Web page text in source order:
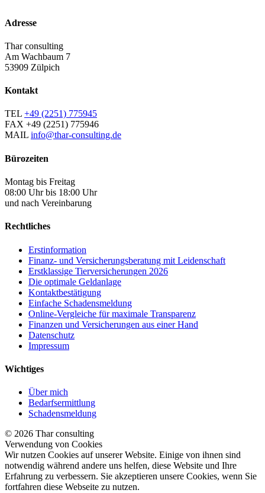
Adresse
Thar consulting
Am Wachbaum 7
53909 Zülpich
Kontakt
TEL +49 (2251) 775945
FAX +49 (2251) 775946
MAIL info@thar-consulting.de
Bürozeiten
Montag bis Freitag
08:00 Uhr bis 18:00 Uhr
und nach Vereinbarung
Rechtliches
Erstinformation
Finanz- und Versicherungsberatung mit Leidenschaft
Erstklassige Tierversicherungen 2026
Die optimale Geldanlage
Kontaktbestätigung
Einfache Schadensmeldung
Online-Vergleiche für maximale Transparenz
Finanzen und Versicherungen aus einer Hand
Datenschutz
Impressum
Wichtiges
Über mich
Bedarfsermittlung
Schadensmeldung
© 2026 Thar consulting
Verwendung von Cookies
Wir nutzen Cookies auf unserer Website. Einige von ihnen sind
notwendig während andere uns helfen, diese Website und Ihre
Erfahrung zu verbessern. Sie akzeptieren unsere Cookies, wenn Sie
fortfahren diese Webseite zu nutzen.